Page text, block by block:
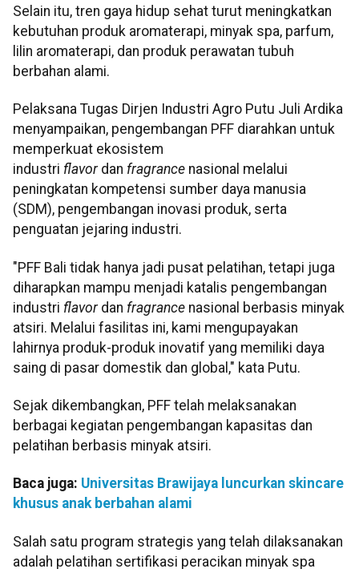
Selain itu, tren gaya hidup sehat turut meningkatkan
kebutuhan produk aromaterapi, minyak spa, parfum,
lilin aromaterapi, dan produk perawatan tubuh
berbahan alami.
Pelaksana Tugas Dirjen Industri Agro Putu Juli Ardika
menyampaikan, pengembangan PFF diarahkan untuk
memperkuat ekosistem
industri flavordan fragrance nasional melalui
peningkatan kompetensi sumber daya manusia
(SDM), pengembangan inovasi produk, serta
penguatan jejaring industri.
"PFF Bali tidak hanya jadi pusat pelatihan, tetapi juga
diharapkan mampu menjadi katalis pengembangan
industri flavordan fragrance nasional berbasis minyak
atsiri. Melalui fasilitas ini, kami mengupayakan
lahirnya produk-produk inovatif yang memiliki daya
saing di pasar domestik dan global," kata Putu.
Sejak dikembangkan, PFF telah melaksanakan
berbagai kegiatan pengembangan kapasitas dan
pelatihan berbasis minyak atsiri.
Baca juga: Universitas Brawijaya luncurkan skincare
khusus anak berbahan alami
Salah satu program strategis yang telah dilaksanakan
adalah pelatihan sertifikasi peracikan minyak spa